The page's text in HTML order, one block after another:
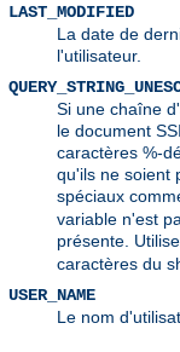
LAST_MODIFIED
La date de
l'utilisateur.
Si une chaîne
le document
caractères %-
qu'ils ne soient
spéciaux
variable n'est
présente.
caractères du
USER_NAME
Le nom